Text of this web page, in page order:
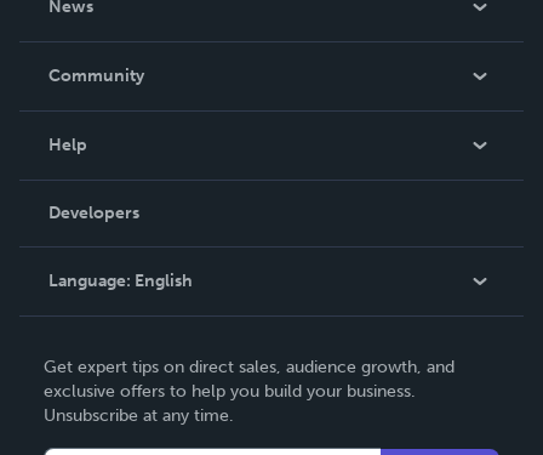
News
In The News
Community
Podcast
Help
Order Lookup
Knowledge Base
Contact Support
Developers
Language: English
Deutsch
Français
Get expert tips on direct sales, audience growth, and
exclusive offers to help you build your business.
Unsubscribe at any time.